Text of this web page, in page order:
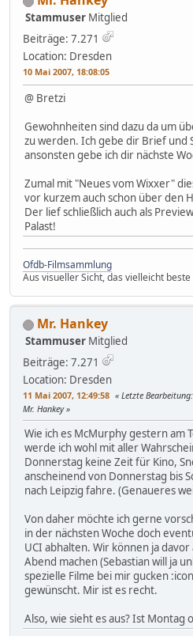
Stammuser Mitglied
Beiträge: 7.271
Location: Dresden
10 Mai 2007, 18:08:05
@ Bretzi
Gewohnheiten sind dazu da um
zu werden. Ich gebe dir Brief und
ansonsten gebe ich dir nächste
Zumal mit "Neues vom Wixxer"
vor kurzem auch schon über den
Der lief schließlich auch als
Palast!
Ofdb-Filmsammlung
Aus visueller Sicht, das vielleicht
Mr. Hankey
Stammuser Mitglied
Beiträge: 7.271
Location: Dresden
11 Mai 2007, 12:49:58 Letzte Bearbeitung
Mr. Hankey
Wie ich es McMurphy gestern am
werde ich wohl mit aller
Donnerstag keine Zeit für Kino,
anscheinend von Donnerstag bis
nach Leipzig fahre. (Genaueres
Von daher möchte ich gerne
in der nächsten Woche doch
UCI abhalten. Wir können ja
Abend machen (Sebastian will ja
spezielle Filme bei mir gucken
gewünscht. Mir ist es recht.
Also, wie sieht es aus? Ist Montag